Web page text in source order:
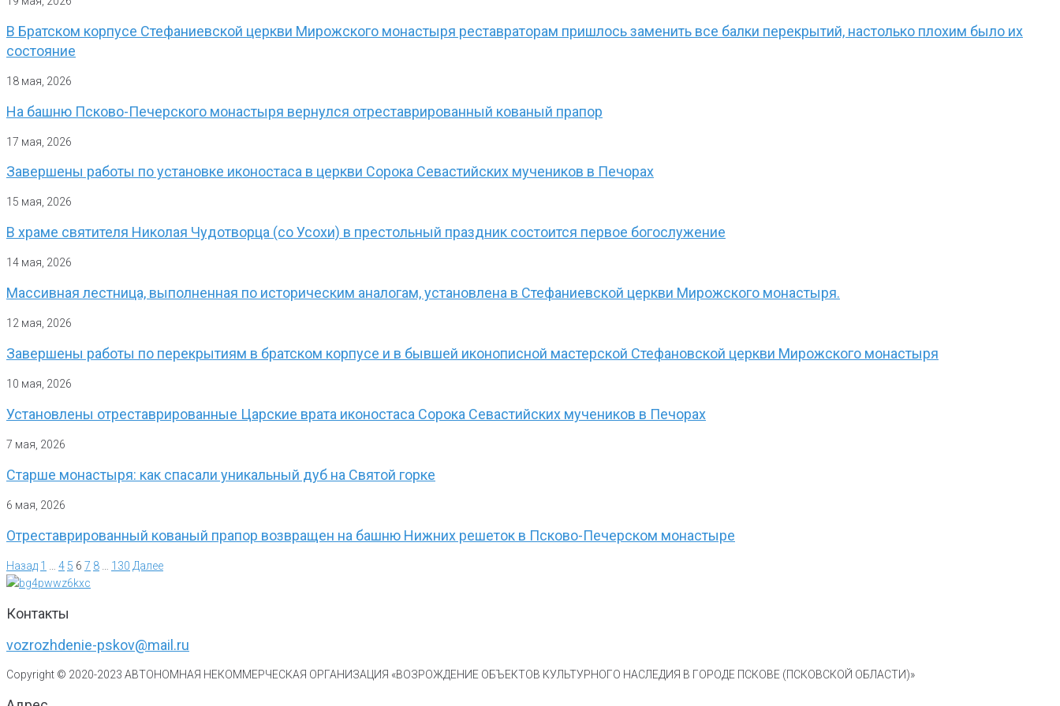
В Братском корпусе Стефаниевской церкви Мирожского монастыря реставраторам пришлось заменить все балки перекрытий, настолько плохим было их
состояние
18 мая, 2026
На башню Псково-Печерского монастыря вернулся отреставрированный кованый прапор
17 мая, 2026
Завершены работы по установке иконостаса в церкви Сорока Севастийских мучеников в Печорах
15 мая, 2026
В храме святителя Николая Чудотворца (со Усохи) в престольный праздник состоится первое богослужение
14 мая, 2026
Массивная лестница, выполненная по историческим аналогам, установлена в Стефаниевской церкви Мирожского монастыря.
12 мая, 2026
Завершены работы по перекрытиям в братском корпусе и в бывшей иконописной мастерской Стефановской церкви Мирожского монастыря
10 мая, 2026
Установлены отреставрированные Царские врата иконостаса Сорока Севастийских мучеников в Печорах
7 мая, 2026
Старше монастыря: как спасали уникальный дуб на Святой горке
6 мая, 2026
Отреставрированный кованый прапор возвращен на башню Нижних решеток в Псково-Печерском монастыре
Назад 1 4 5 6 7 8 130 Далее
Контакты
vozrozhdenie-pskov@mail.ru
Copyright © 2020-2023 АВТОНОМНАЯ НЕКОММЕРЧЕСКАЯ ОРГАНИЗАЦИЯ «ВОЗРОЖДЕНИЕ ОБЪЕКТОВ КУЛЬТУРНОГО НАСЛЕДИЯ В ГОРОДЕ ПСКОВЕ (ПСКОВСКОЙ ОБЛАСТИ)»